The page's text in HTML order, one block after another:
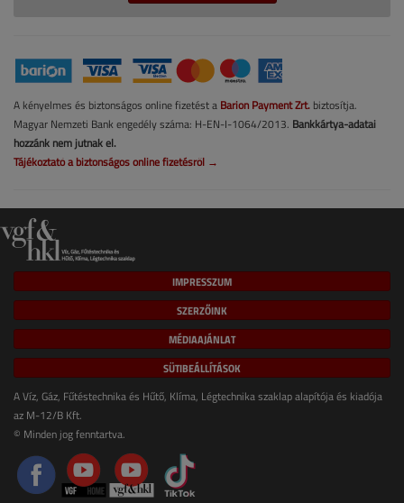
A kényelmes és biztonságos online fizetést a Barion Payment Zrt. biztosítja.
Magyar Nemzeti Bank engedély száma: H-EN-I-1064/2013. Bankkártya-adatai
hozzánk nem jutnak el.
Tájékoztató a biztonságos online fizetésről →
IMPRESSZUM
SZERZŐINK
MÉDIAAJÁNLAT
SÜTIBEÁLLÍTÁSOK
A Víz, Gáz, Fűtéstechnika és Hűtő, Klíma, Légtechnika szaklap alapítója és kiadója
az M-12/B Kft.
© Minden jog fenntartva.